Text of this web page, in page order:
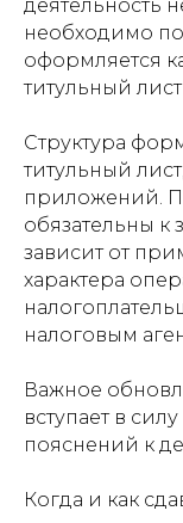
деятельность
необходимо
оформляется
титульный
Структура
титульный
приложений.
обязательны к
зависит от
характера
налоговым
Важное
вступает в
пояснений к
Когда и как